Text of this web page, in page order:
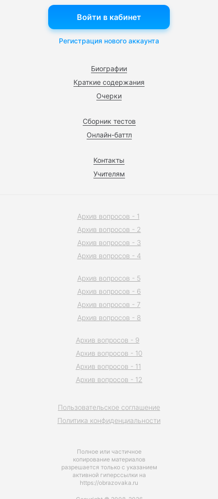
Биографии
Краткие содержания
Очерки
Сборник тестов
Онлайн-баттл
Контакты
Учителям
Войти в кабинет
Регистрация нового аккаунта
Полное или частичное
копирование материалов
разрешается только с указанием
активной гиперссылки на
https://obrazovaka.ru
Пользовательское соглашение
Политика конфиденциальности
Архив вопросов - 1
Архив вопросов - 2
Архив вопросов - 3
Архив вопросов - 4
Архив вопросов - 5
Архив вопросов - 6
Архив вопросов - 7
Архив вопросов - 8
Архив вопросов - 9
Архив вопросов - 10
Архив вопросов - 11
Архив вопросов - 12